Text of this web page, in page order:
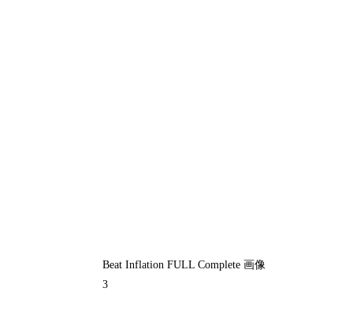
Beat Inflation FULL Complete 画像
3